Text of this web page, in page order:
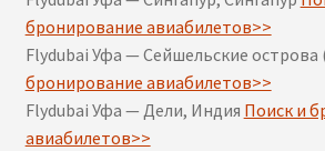
бронирование авиабилетов>>
Flydubai Уфа — Сейшельские острова
бронирование авиабилетов>>
Flydubai Уфа — Дели, Индия Поиск и
авиабилетов>>